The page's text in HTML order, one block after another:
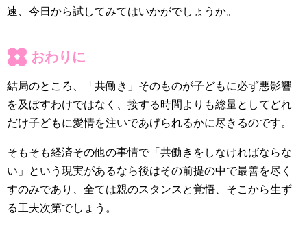
速、今日から試してみてはいかがでしょうか。
おわりに
結局のところ、「共働き」そのものが子どもに必ず悪影響
を及ぼすわけではなく、接する時間よりも総量としてどれ
だけ子どもに愛情を注いであげられるかに尽きるのです。
そもそも経済その他の事情で「共働きをしなければならな
い」という現実があるなら後はその前提の中で最善を尽く
すのみであり、全ては親のスタンスと覚悟、そこから生ず
る工夫次第でしょう。